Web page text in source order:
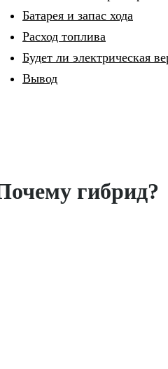
Батарея и запас хода
Расход топлива
Будет ли электрическая
Вывод
гибрид?